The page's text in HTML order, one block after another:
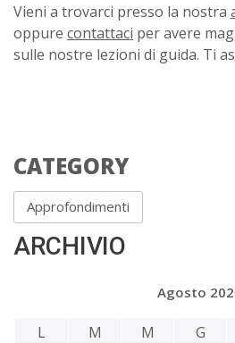
Vieni a trovarci presso la nostra
oppure contattaci per avere
sulle nostre lezioni di guida. Ti
CATEGORY
Approfondimenti
ARCHIVIO
Agosto
L M M G